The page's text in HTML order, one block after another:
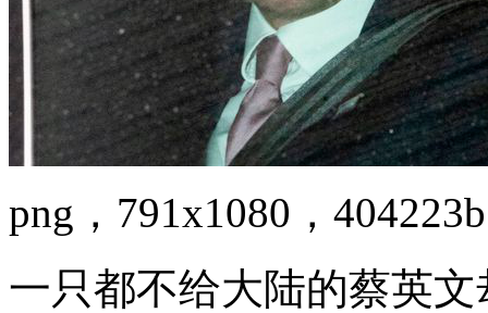
png，791x1080，404223b
一只都不给大陆的蔡英